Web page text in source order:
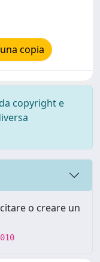
copia
copyright e
o creare un